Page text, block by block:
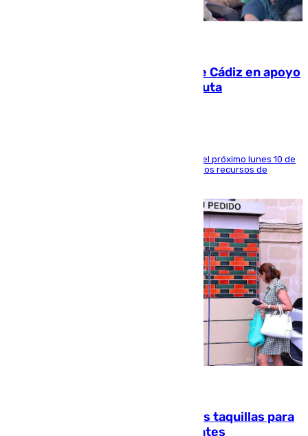
CIES NO moviliza a la provincia de Cádiz en apoyo
a la respuesta humanitaria de Ceuta
La entidad social organiza una concentración el próximo lunes 10 de
agosto en Algeciras para exigir el refuerzo de los recursos de
El mercado de Jerez refrigera sus taquillas para
facilitar las compras a sus visitantes